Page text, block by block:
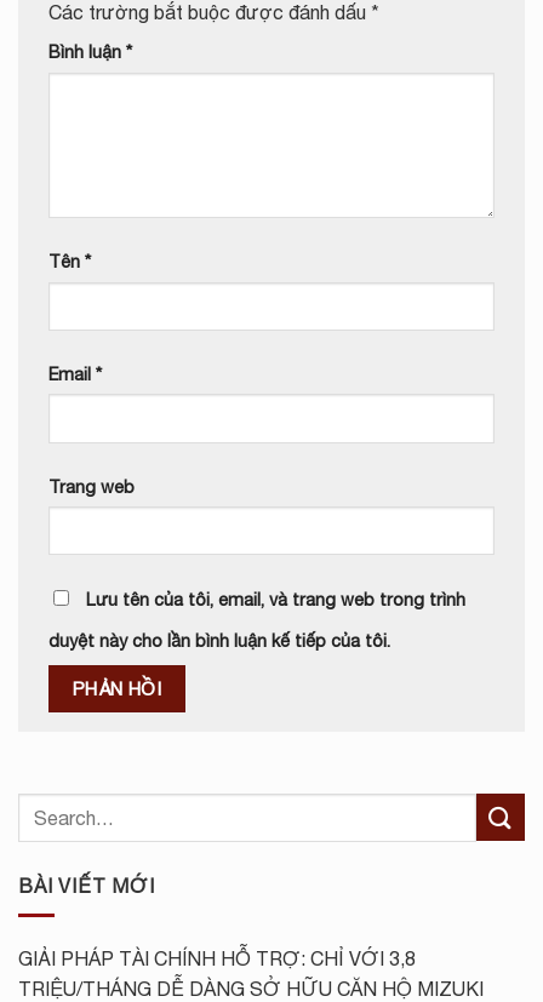
Các trường bắt buộc được đánh dấu *
Bình luận *
Tên *
Email *
Trang web
Lưu tên của tôi, email, và trang web trong trình
duyệt này cho lần bình luận kế tiếp của tôi.
BÀI VIẾT MỚI
GIẢI PHÁP TÀI CHÍNH HỖ TRỢ: CHỈ VỚI 3,8
TRIỆU/THÁNG DỄ DÀNG SỞ HỮU CĂN HỘ MIZUKI